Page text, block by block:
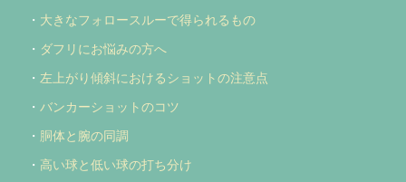
・ 大きなフォロースルーで得られるもの
・ ダフリにお悩みの方へ
・ 左上がり傾斜におけるショットの注意点
・ バンカーショットのコツ
・ 胴体と腕の同調
・ 高い球と低い球の打ち分け